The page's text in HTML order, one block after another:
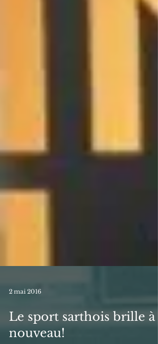
2 mai 2016
Le sport sarthois brille à